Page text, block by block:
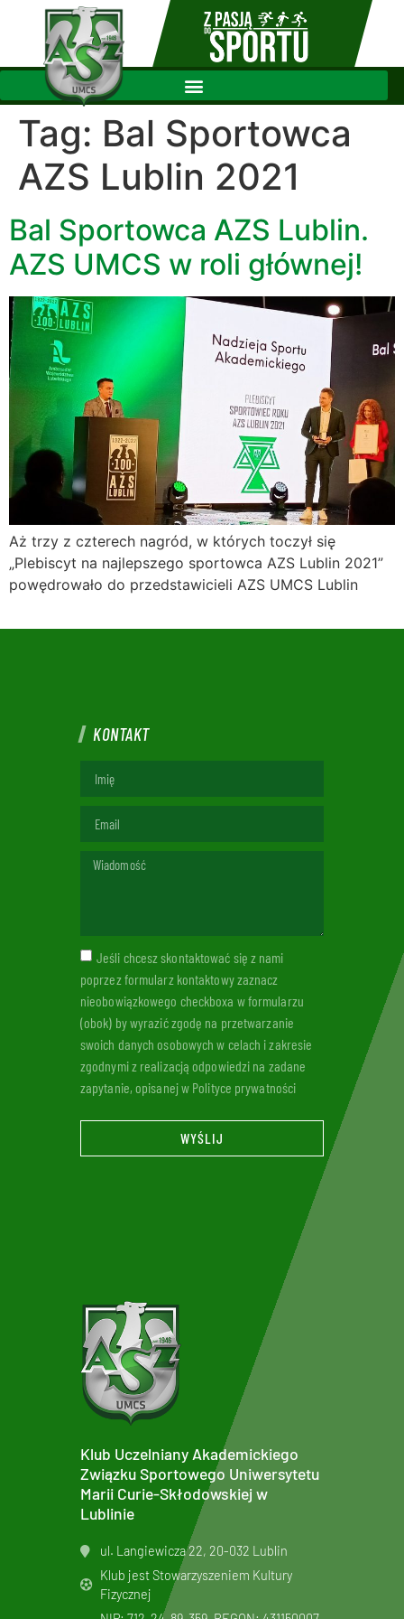
Tag: Bal Sportowca
AZS Lublin 2021
Bal Sportowca AZS Lublin.
AZS UMCS w roli głównej!
Aż trzy z czterech nagród, w których toczył się
„Plebiscyt na najlepszego sportowca AZS Lublin 2021”
powędrowało do przedstawicieli AZS UMCS Lublin
KONTAKT
Jeśli chcesz skontaktować się z nami
poprzez formularz kontaktowy zaznacz
nieobowiązkowego checkboxa w formularzu
(obok) by wyrazić zgodę na przetwarzanie
swoich danych osobowych w celach i zakresie
zgodnymi z realizacją odpowiedzi na zadane
zapytanie, opisanej w Polityce prywatności
WYŚLIJ
Klub Uczelniany Akademickiego
Związku Sportowego Uniwersytetu
Marii Curie-Skłodowskiej w
Lublinie
ul. Langiewicza 22, 20-032 Lublin
Klub jest Stowarzyszeniem Kultury
Fizycznej